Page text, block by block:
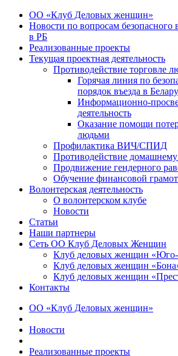
ОО «Клуб Деловых женщин»
Новости по вопросам безопасного
в РБ
Реализованные проекты
Текущая проектная деятельность
Противодействие торговле
Горячая линия по
порядок въезда в
Информационно-
деятельность
Оказание помощи
людьми
Профилактика ВИЧ/СПИД
Противодействие
Продвижение гендерного
Обучение финансовой
Волонтерская деятельность
О волонтерском клубе
Новости
Статьи
Наши партнеры
Сеть ОО Клуб Деловых Женщин
Клуб деловых женщин «Юго-
Клуб деловых женщин
Клуб деловых женщин
Контакты
ОО «Клуб Деловых женщин»
Новости
Реализованные проекты